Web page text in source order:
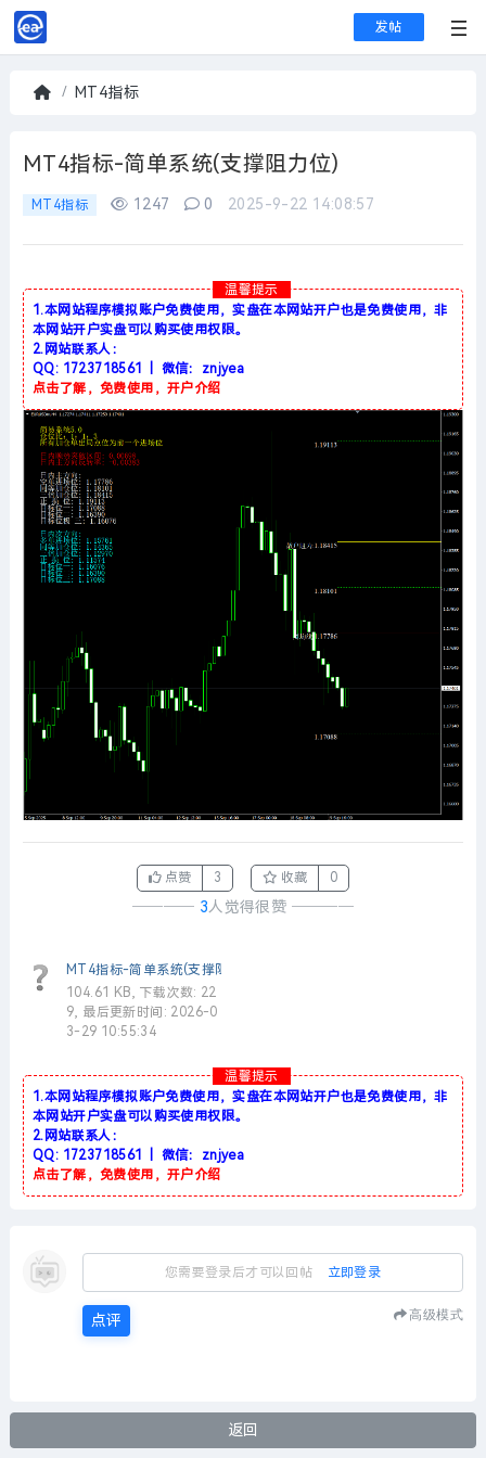
发帖
页
MT4指标
MT4指标-简单系统(支撑阻力位)
MT4指标 1247 0 2025-9-22 14:08:57
温馨提示
1.本网站程序模拟账户免费使用，实盘在本网站开户也是免费使用，非
本网站开户实盘可以购买使用权限。
2.网站联系人：
QQ: 1723718561 | 微信：znjyea
点击了解，免费使用，开户介绍
点赞 3 收藏 0
──── 3人觉得很赞 ────
MT4指标-简单系统(支撑阻力位).ex4
104.61 KB, 下载次数: 22
9, 最后更新时间: 2026-0
3-29 10:55:34
温馨提示
1.本网站程序模拟账户免费使用，实盘在本网站开户也是免费使用，非
本网站开户实盘可以购买使用权限。
2.网站联系人：
QQ: 1723718561 | 微信：znjyea
点击了解，免费使用，开户介绍
您需要登录后才可以回帖 立即登录
点评 高级模式
返回